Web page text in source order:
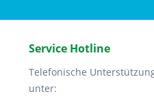
Service Hotline
Telefonische
unter: